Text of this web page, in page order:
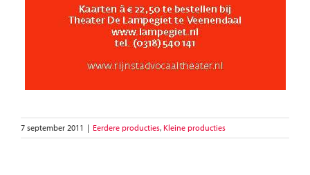
7 september 2011 | Eerdere producties, Kleine producties